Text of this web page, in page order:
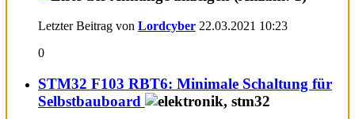
Letzter Beitrag von Lordcyber 22.03.2021 10:23
0
STM32 F103 RBT6: Minimale Schaltung für
Selbstbauboard